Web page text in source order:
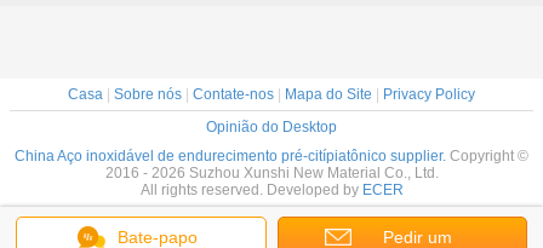
Bate-papo Pedir um
Casa | Sobre nós | Contate-nos | Mapa do Site | Privacy Policy
Opinião do Desktop
China Aço inoxidável de endurecimento pré-citípiatônico supplier. Copyright ©
2016 - 2026 Suzhou Xunshi New Material Co., Ltd.
All rights reserved. Developed by ECER